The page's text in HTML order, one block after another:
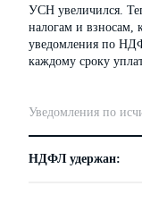
УСН увеличился.
налогам и взносам,
уведомления по
каждому сроку
Уведомления по
НДФЛ удержан: